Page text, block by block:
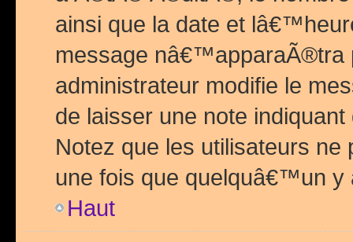
ainsi que la date et
message nâ€™apparaÃ®tra
administrateur modifie le
de laisser une note
Notez que les utilisateurs
une fois que quelquâ€™un y
Haut